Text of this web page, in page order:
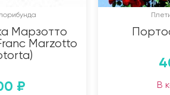
Марзотто
Marzotto
₽ В